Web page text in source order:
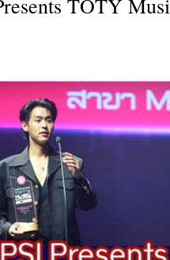
TOTY